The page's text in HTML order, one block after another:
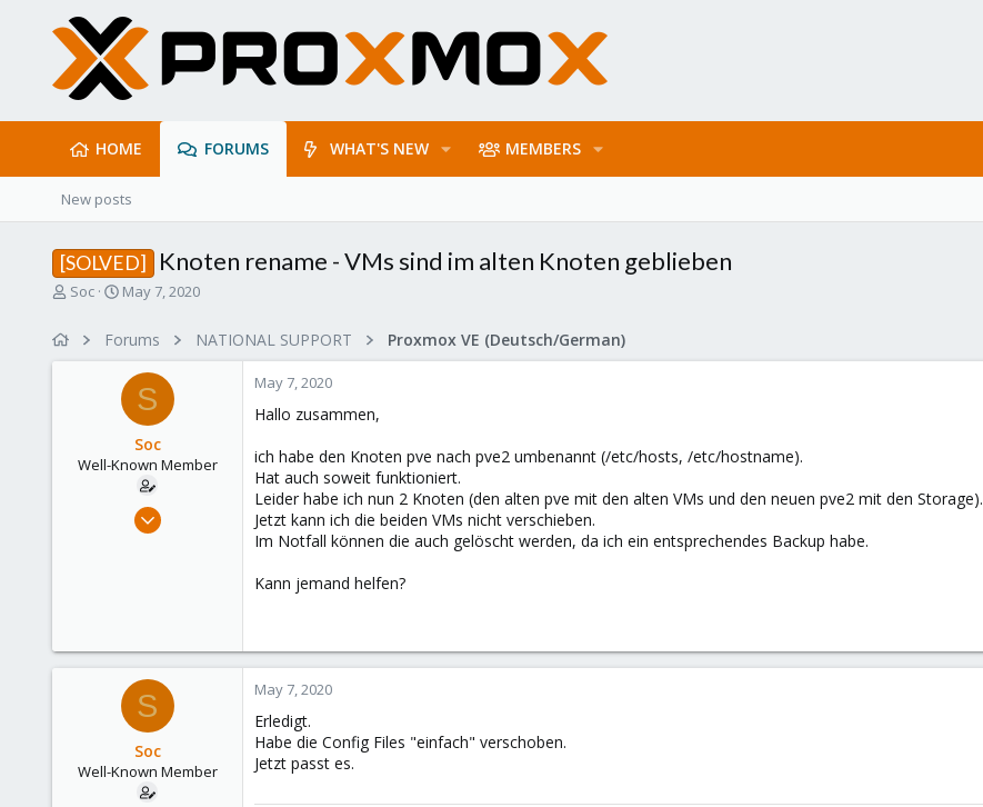
HOME FORUMS WHAT'S NEW MEMBERS
New posts
[SOLVED] Knoten rename - VMs sind im alten Knoten geblieben
T
Soc
S
r
d
a
May 7, 2020
Forums NATIONAL SUPPORT Proxmox VE (Deutsch/German)
S
Soc
Well-Known Member
May 7, 2020
Hallo zusammen,
ich habe den Knoten pve nach pve2 umbenannt (/etc/hosts, /etc/hostname).
Hat auch soweit funktioniert.
Leider habe ich nun 2 Knoten (den alten pve mit den alten VMs und den neuen pve2 mit den Storage).
Jetzt kann ich die beiden VMs nicht verschieben.
Im Notfall können die auch gelöscht werden, da ich ein entsprechendes Backup habe.
Kann jemand helfen?
S
Soc
Well-Known Member
May 7, 2020
Erledigt.
Habe die Config Files "einfach" verschoben.
Jetzt passt es.